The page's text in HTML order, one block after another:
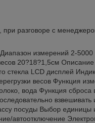
при разговоре с
измерений 2-5000
20?18?1,5см
стекла LCD дисплей
весов Функция
вода Функция сброса
посуды Выбор единицы
автоотключение